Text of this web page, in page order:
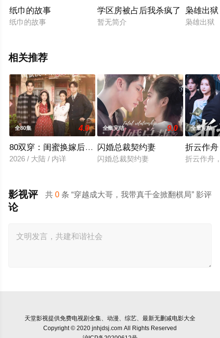
纸巾的故事
纸巾的故事
学区房被占后我杀疯了
暂无简介
枭雄出狱
枭雄出狱
相关推荐
全80集 4.0
80双穿：闺蜜换嫁后赢麻了
2026 / 大陆 / 内详
全集完结 9.0
闪婚总裁契约妻
闪婚总裁契约妻
全集完结
折云作
折云作舟
共0 条 “穿越成大哥，我带真千金掀翻棋局” 影评
影视评
论
天堂影视提供免费电视剧全集、动漫、综艺、最新无删减电影大全
Copyright © 2020 jnhjdsj.com All Rights Reserved